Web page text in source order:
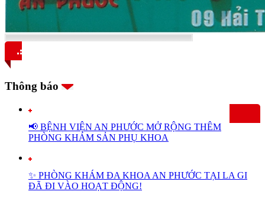
Thông báo
📢 BỆNH VIỆN AN PHƯỚC MỞ RỘNG THÊM
PHÒNG KHÁM SẢN PHỤ KHOA
✨ PHÒNG KHÁM ĐA KHOA AN PHƯỚC TẠI LA GI
ĐÃ ĐI VÀO HOẠT ĐỘNG!